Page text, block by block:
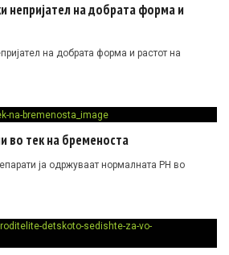
непријател на добрата форма и
на добрата форма и растот на
во тек на бременоста
ја одржуваат нормалната PH во